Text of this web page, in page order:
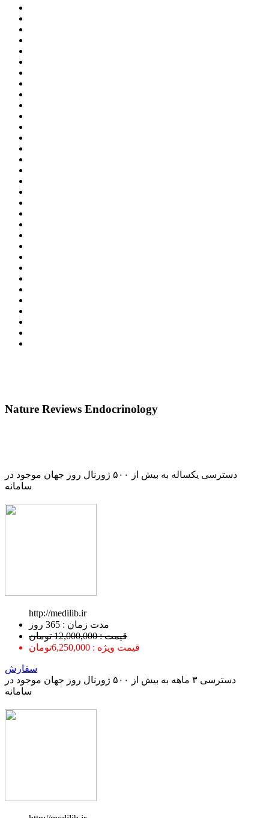
Nature Reviews Endocrinology
دسترسی یکساله به بیش از ۵۰۰ ژورنال روز جهان موجود در
سامانه
http://medilib.ir
ﻣﺪﺕ ﺯﻣﺎﻥ : 365 ﺭﻭﺯ
قیمت : 12,000,000 تومان
قیمت ویژه : 6,250,000تومان
سفارش
دسترسی ۳ ماهه به بیش از ۵۰۰ ژورنال روز جهان موجود در
سامانه